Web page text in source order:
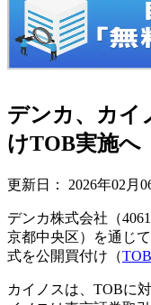
デンカ、カイ
けTOB実施へ
更新日： 2026年02月
デンカ株式会社（
京都中央区）を通じ
式を公開買付け（TOB
カイノスは、TOBに